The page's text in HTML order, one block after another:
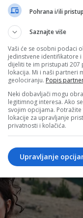
Pohrana i/ili
Saznajte više
Vaši će se osobni podaci
jedinstvene identifikatore
dijeliti te im pristupati
lokacija. Mi i naši partneri
geolociranju. Popis
Neki dobavljači mogu
legitimnog interesa. Ako
svojim opcijama.
lokacije za upravljanje
privatnosti i kolačića.
Upravljanje